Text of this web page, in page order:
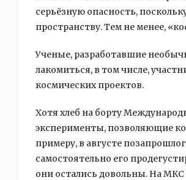
серьёзную опасность,
пространству. Тем не менее,
Ученые, разработавшие
лакомиться, в том числе,
космических проектов.
Хотя хлеб на борту
эксперименты, позволяющие
примеру, в августе
самостоятельно его
они остались довольны. На